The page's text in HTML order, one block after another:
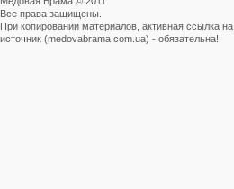
Все права защищены.
При копировании материалов, активная ссылка на
источник (medovabrama.com.ua) - обязательна!